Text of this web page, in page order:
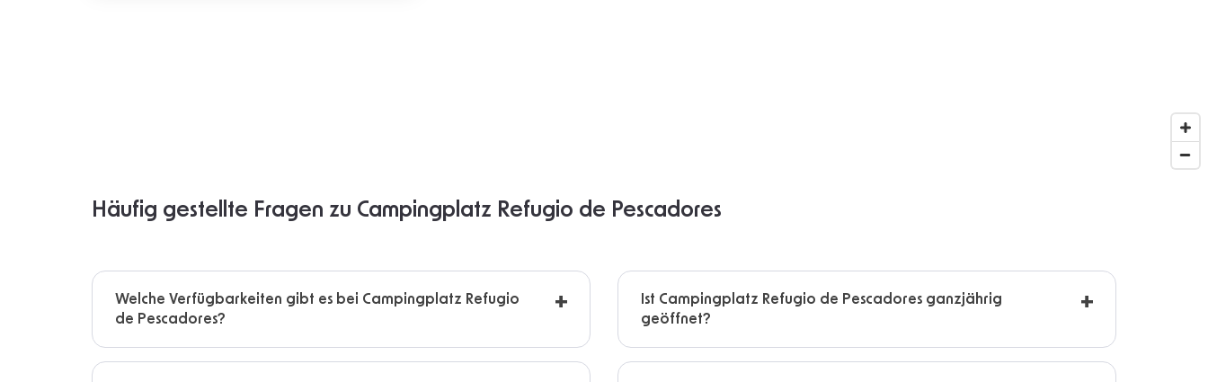
Häufig gestellte Fragen zu Campingplatz Refugio de Pescadores
Welche Verfügbarkeiten gibt es bei Campingplatz Refugio
de Pescadores?
Ist Campingplatz Refugio de Pescadores ganzjährig
geöffnet?